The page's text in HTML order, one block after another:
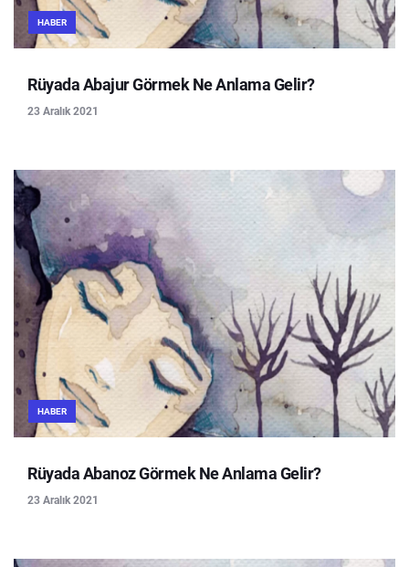
HABER
Rüyada Abajur Görmek Ne Anlama Gelir?
23 Aralık 2021
HABER
Rüyada Abanoz Görmek Ne Anlama Gelir?
23 Aralık 2021